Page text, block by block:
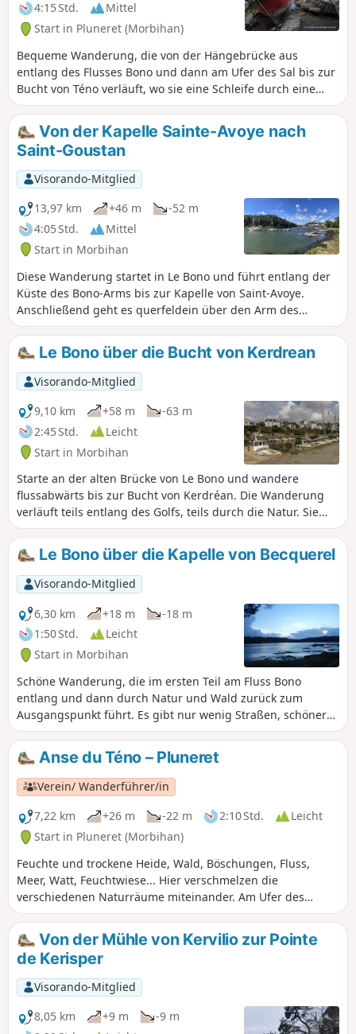
4:15 Std.
Mittel
Start in Pluneret (Morbihan)
Bequeme Wanderung, die von der Hängebrücke aus
entlang des Flusses Bono und dann am Ufer des Sal bis zur
Bucht von Téno verläuft, wo sie eine Schleife durch eine
Landschaft aus Schilfgürteln, Feuchtwiesen und Watt bildet,
die über einen mehrere hundert Meter langen Holzsteg
zugänglich ist. Eine Anlage ermöglicht es, diesen
natürlichen Lebensraum, der zahlreiche seltene Pflanzen-
und Tierarten beherbergt, zu beobachten und zu
verstehen. Auf dem Rückweg über Sainte-Avoye können Sie
eine schöne Kapelle aus dem16. Jahrhundert besichtigen.
Von der Kapelle Sainte-Avoye nach
Saint-Goustan
Visorando-Mitglied
13,97 km
+46 m
-52 m
4:05 Std.
Mittel
Start in Morbihan
Diese Wanderung startet in Le Bono und führt entlang der
Küste des Bono-Arms bis zur Kapelle von Saint-Avoye.
Anschließend geht es querfeldein über den Arm des
Flusses Auray bis nach Saint-Goustan.Wenig Straße und ein
schöner Weg entlang der beiden Flüsse (auf der rechten
Seite des Golfs von Morbihan).Hinweis der Moderation: Die
Route wurde am 21.06.2023 ab km 5 geändert, um
demGR®® zu folgen und die Umgehung des Lycée
Kerplouz zu vermeiden, das privat ist (Zaun errichtet).
Le Bono über die Bucht von Kerdrean
Visorando-Mitglied
9,10 km
+58 m
-63 m
2:45 Std.
Leicht
Start in Morbihan
Starte an der alten Brücke von Le Bono und wandere
flussabwärts bis zur Bucht von Kerdréan. Die Wanderung
verläuft teils entlang des Golfs, teils durch die Natur. Sie
führt anfangs am Tumulus von Kernourz vorbei und auf
halber Strecke am Herrenhaus von Kerdréan entlang.
Le Bono über die Kapelle von Becquerel
Visorando-Mitglied
6,30 km
+18 m
-18 m
1:50 Std.
Leicht
Start in Morbihan
Schöne Wanderung, die im ersten Teil am Fluss Bono
entlang und dann durch Natur und Wald zurück zum
Ausgangspunkt führt. Es gibt nur wenig Straßen, schöner
Weg.
Anse du Téno – Pluneret
Verein/ Wanderführer/in
7,22 km
+26 m -22 m 2:10 Std.
Leicht
Start in Pluneret (Morbihan)
Feuchte und trockene Heide, Wald, Böschungen, Fluss,
Meer, Watt, Feuchtwiese... Hier verschmelzen die
verschiedenen Naturräume miteinander. Am Ufer des
Flusses Sal befindet sich auch die Kapelle Sainte-Avoye.
Von der Mühle von Kervilio zur Pointe
de Kerisper
Visorando-Mitglied
8,05 km
+9 m
-9 m